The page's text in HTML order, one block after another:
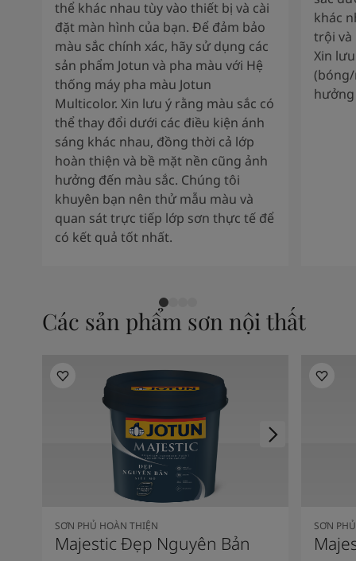
thể khác nhau tùy vào thiết bị và cài
đặt màn hình của bạn. Để đảm bảo
màu sắc chính xác, hãy sử dụng các
sản phẩm Jotun và pha màu với Hệ
thống máy pha màu Jotun
Multicolor. Xin lưu ý rằng màu sắc có
thể thay đổi dưới các điều kiện ánh
sáng khác nhau, đồng thời cả lớp
hoàn thiện và bề mặt nền cũng ảnh
hưởng đến màu sắc. Chúng tôi
khuyên bạn nên thử mẫu màu và
quan sát trực tiếp lớp sơn thực tế để
có kết quả tốt nhất.
khác
trội và
Xin
hưởng
Các sản phẩm sơn nội thất
SƠN PHỦ HOÀN THIỆN
Majestic Đẹp Nguyên Bản
SƠN